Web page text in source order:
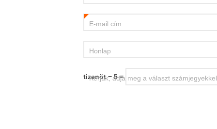
E-mail cím
Honlap
Kérjük, adja meg a választ
tizenöt − 5 =